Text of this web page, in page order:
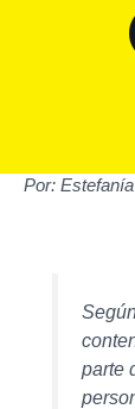
Por:
parte